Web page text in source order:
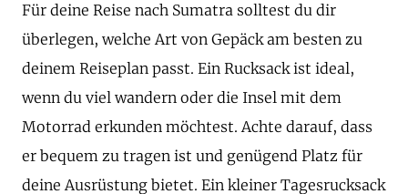
Für deine Reise nach Sumatra solltest du dir
überlegen, welche Art von Gepäck am besten zu
deinem Reiseplan passt. Ein Rucksack ist ideal,
wenn du viel wandern oder die Insel mit dem
Motorrad erkunden möchtest. Achte darauf, dass
er bequem zu tragen ist und genügend Platz für
deine Ausrüstung bietet. Ein kleiner Tagesrucksack